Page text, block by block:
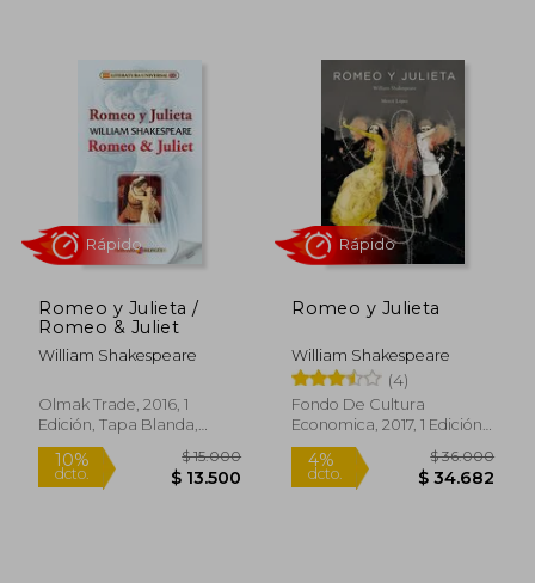
Romeo y Julieta /
Romeo & Juliet
William Shakespeare
Olmak Trade, 2016, 1
Edición, Tapa Blanda,
Nuevo
Romeo y Julieta
William Shakespeare
(4)
Fondo De Cultura
Economica, 2017, 1 Edición,
Libro De Cartón, Nuevo